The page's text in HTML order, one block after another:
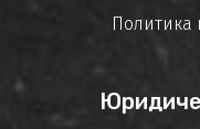
Политика